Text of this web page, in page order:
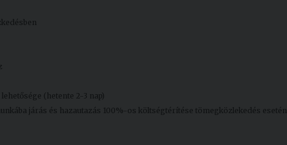
(hetente 2-3 nap)
járás és hazautazás 100%-os költségtérítése tömegközlekedés esetén